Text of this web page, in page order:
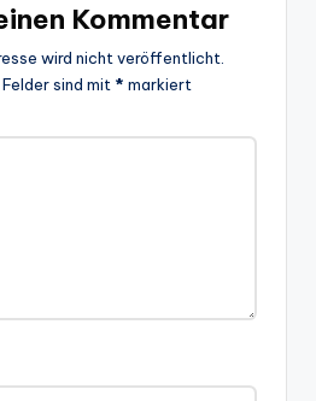
Kommentar
wird nicht veröffentlicht.
sind mit * markiert